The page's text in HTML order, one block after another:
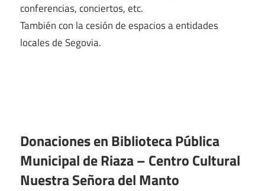
conferencias, conciertos, etc.
También con la cesión de espacios a entidades
locales de Segovia.
Donaciones en Biblioteca Pública
Municipal de Riaza – Centro Cultural
Nuestra Señora del Manto